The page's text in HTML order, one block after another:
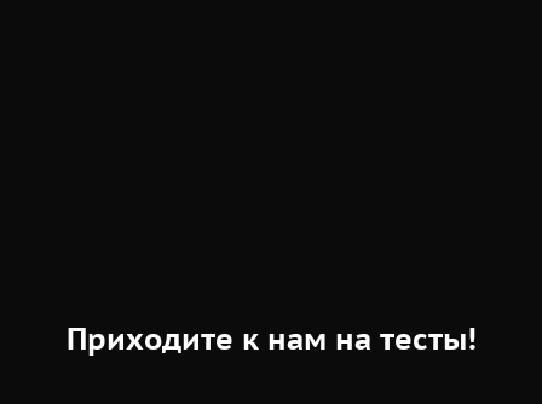
Приходите к нам на тесты!